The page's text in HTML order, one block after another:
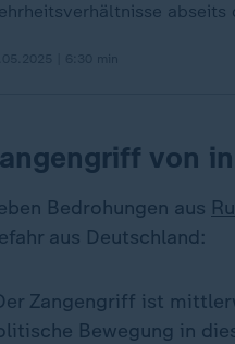
von
Bedrohungen aus
aus Deutschland:
Zangengriff ist
Bewegung in